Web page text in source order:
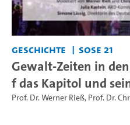
Geschichte SoSe 21
Gewalt-Zeiten in
f das Kapitol und
Prof. Dr. Werner Rieß, Prof. Dr.